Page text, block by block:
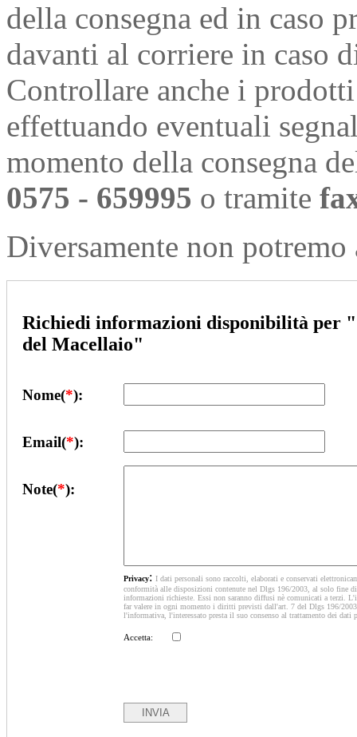
della consegna ed in caso
davanti al corriere in caso
Controllare anche i
effettuando eventuali
momento della consegna
0575 - 659995 o tramite
Diversamente non potremo
Richiedi informazioni disponibilità per
del Macellaio"
Nome(*):
Email(*):
Note(*):
Privacy: I dati personali sono raccolti, elaborati e conservati
conformità alle disposizioni contenute nel Dlgs 196/2003, al solo fine
informazioni richieste. Essi non saranno diffusi nè comunicati a terzi.
far valere in ogni momento i diritti previsti dall'art. 7 del Dlgs 196/
l'informativa, l'interessato presta il suo consenso al trattamento dei dati
Accetta: